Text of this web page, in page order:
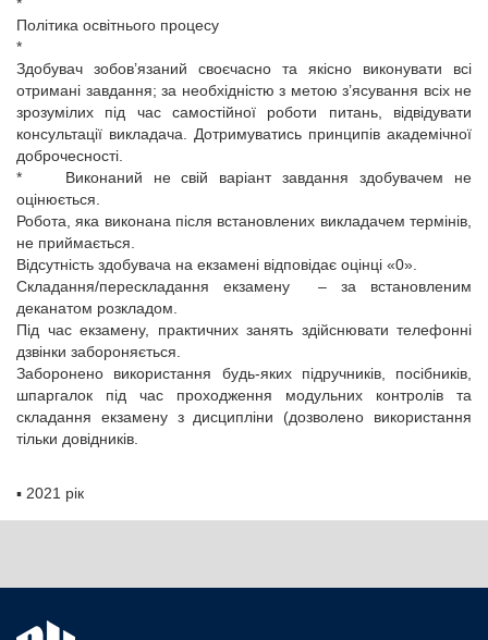
Політика освітнього процесу
*
Здобувач зобов’язаний своєчасно та якісно виконувати всі
отримані завдання; за необхідністю з метою з’ясування всіх не
зрозумілих під час самостійної роботи питань, відвідувати
консультації викладача. Дотримуватись принципів академічної
доброчесності.
* Виконаний не свій варіант завдання здобувачем не
оцінюється.
Робота, яка виконана після встановлених викладачем термінів,
не приймається.
Відсутність здобувача на екзамені відповідає оцінці «0».
Складання/перескладання екзамену – за встановленим
деканатом розкладом.
Під час екзамену, практичних занять здійснювати телефонні
дзвінки забороняється.
Заборонено використання будь-яких підручників, посібників,
шпаргалок під час проходження модульних контролів та
складання екзамену з дисципліни (дозволено використання
тільки довідників.
▪ 2021 рік